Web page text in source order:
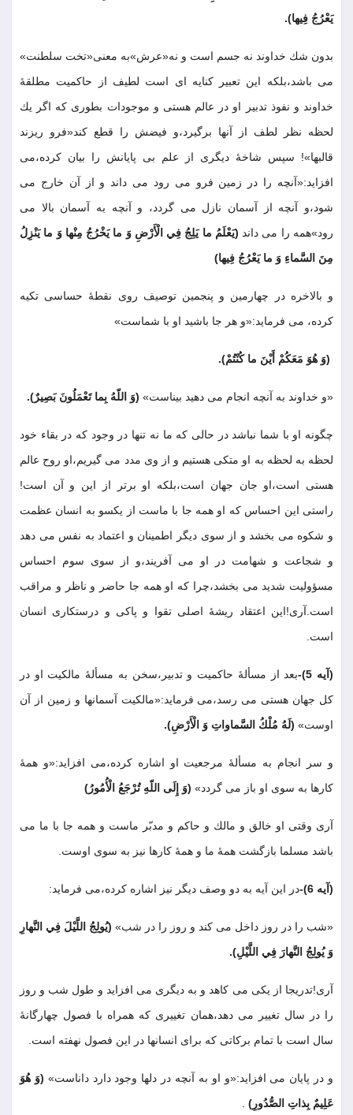
يَعْرُجُ فِيها).
بدون شك خداوند نه جسم است و نه«عرش»به معنى«تخت سلطنت»
مى باشد،بلكه اين تعبير كنايه اى است لطيف از حاكميت مطلقۀ
خداوند و نفوذ تدبير او در عالم هستى و موجودات بطورى كه اگر يك
لحظه نظر لطف از آنها برگيرد،و فيضش را قطع كند«فرو ريزند
قالبها»! سپس شاخۀ ديگرى از علم بى پايانش را بيان كرده،مى
افزايد:«آنچه را در زمين فرو مى رود مى داند و از آن خارج مى
شود،و آنچه از آسمان نازل مى گردد، و آنچه به آسمان بالا مى
رود»همه را مى داند (يَعْلَمُ ما يَلِجُ فِي الْأَرْضِ وَ ما يَخْرُجُ مِنْها وَ ما يَنْزِلُ
مِنَ السَّماءِ وَ ما يَعْرُجُ فِيها)
و بالاخره در چهارمين و پنجمين توصيف روى نقطۀ حساسى تكيه
كرده، مى فرمايد:«و هر جا باشيد او با شماست»
(وَ هُوَ مَعَكُمْ أَيْنَ ما كُنْتُمْ).
«و خداوند به آنچه انجام مى دهيد بيناست» (وَ اللّهُ بِما تَعْمَلُونَ بَصِيرٌ).
چگونه او با شما نباشد در حالى كه ما نه تنها در وجود كه در بقاء خود
لحظه به لحظه به او متكى هستيم و از وى مدد مى گيريم،او روح عالم
هستى است،او جان جهان است،بلكه او برتر از اين و آن است!
راستى اين احساس كه او همه جا با ماست از يكسو به انسان عظمت
و شكوه مى بخشد و از سوى ديگر اطمينان و اعتماد به نفس مى دهد
و شجاعت و شهامت در او مى آفريند،و از سوى سوم احساس
مسؤوليت شديد مى بخشد،چرا كه او همه جا حاضر و ناظر و مراقب
است.آرى!اين اعتقاد ريشۀ اصلى تقوا و پاكى و درستكارى انسان
است
(آيه 5)-
بعد از مسألۀ حاكميت و تدبير،سخن به مسألۀ مالكيت او در
كل جهان هستى مى رسد،مى فرمايد:«مالكيت آسمانها و زمين از آن
اوست» (لَهُ مُلْكُ السَّماواتِ وَ الْأَرْضِ).
و سر انجام به مسألۀ مرجعيت او اشاره كرده،مى افزايد:«و همۀ
كارها به سوى او باز مى گردد» (وَ إِلَى اللّهِ تُرْجَعُ الْأُمُورُ)
آرى وقتى او خالق و مالك و حاكم و مدبّر ماست و همه جا با ما مى
باشد مسلما بازگشت همۀ ما و همۀ كارها نيز به سوى اوست
(آيه 6)- در اين آيه به دو وصف ديگر نيز اشاره كرده،مى فرمايد:
«شب را در روز داخل مى كند و روز را در شب» (يُولِجُ اللَّيْلَ فِي النَّهارِ
وَ يُولِجُ النَّهارَ فِي اللَّيْلِ).
آرى!تدريجا از يكى مى كاهد و به ديگرى مى افزايد و طول شب و روز
را در سال تغيير مى دهد،همان تغييرى كه همراه با فصول چهارگانۀ
سال است با تمام بركاتى كه براى انسانها در اين فصول نهفته است
و در پايان مى افزايد:«و او به آنچه در دلها وجود دارد داناست» (وَ هُوَ
عَلِيمٌ بِذاتِ الصُّدُورِ)